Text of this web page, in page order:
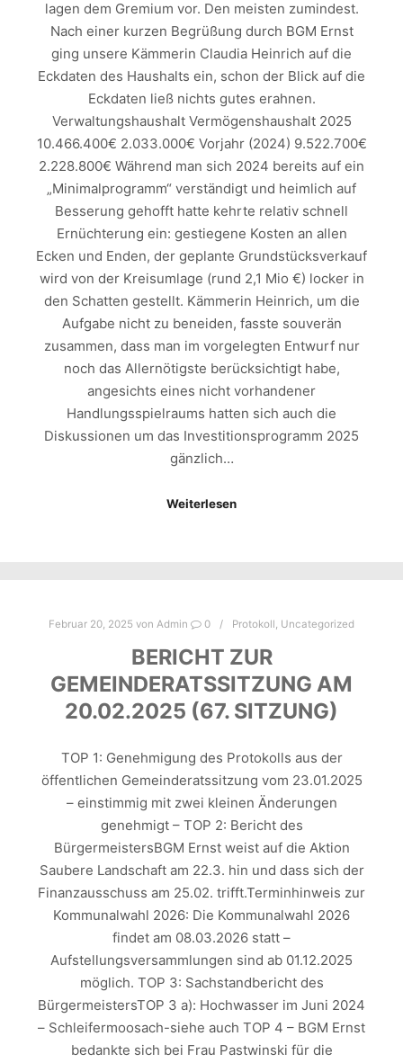
lagen dem Gremium vor. Den meisten zumindest.
Nach einer kurzen Begrüßung durch BGM Ernst
ging unsere Kämmerin Claudia Heinrich auf die
Eckdaten des Haushalts ein, schon der Blick auf die
Eckdaten ließ nichts gutes erahnen.
Verwaltungshaushalt Vermögenshaushalt 2025
10.466.400€ 2.033.000€ Vorjahr (2024) 9.522.700€
2.228.800€ Während man sich 2024 bereits auf ein
„Minimalprogramm“ verständigt und heimlich auf
Besserung gehofft hatte kehrte relativ schnell
Ernüchterung ein: gestiegene Kosten an allen
Ecken und Enden, der geplante Grundstücksverkauf
wird von der Kreisumlage (rund 2,1 Mio €) locker in
den Schatten gestellt. Kämmerin Heinrich, um die
Aufgabe nicht zu beneiden, fasste souverän
zusammen, dass man im vorgelegten Entwurf nur
noch das Allernötigste berücksichtigt habe,
angesichts eines nicht vorhandener
Handlungsspielraums hatten sich auch die
Diskussionen um das Investitionsprogramm 2025
gänzlich…
Weiterlesen
Februar 20, 2025 von Admin 0 Protokoll, Uncategorized
BERICHT ZUR
GEMEINDERATSSITZUNG AM
20.02.2025 (67. SITZUNG)
TOP 1: Genehmigung des Protokolls aus der
öffentlichen Gemeinderatssitzung vom 23.01.2025
– einstimmig mit zwei kleinen Änderungen
genehmigt – TOP 2: Bericht des
BürgermeistersBGM Ernst weist auf die Aktion
Saubere Landschaft am 22.3. hin und dass sich der
Finanzausschuss am 25.02. trifft.Terminhinweis zur
Kommunalwahl 2026: Die Kommunalwahl 2026
findet am 08.03.2026 statt –
Aufstellungsversammlungen sind ab 01.12.2025
möglich. TOP 3: Sachstandbericht des
BürgermeistersTOP 3 a): Hochwasser im Juni 2024
– Schleifermoosach-siehe auch TOP 4 – BGM Ernst
bedankte sich bei Frau Pastwinski für die